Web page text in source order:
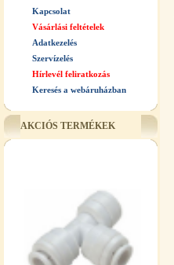
Kapcsolat
Vásárlási feltételek
Adatkezelés
Szervízelés
Hírlevél feliratkozás
Keresés a webáruházban
AKCIÓS TERMÉKEK